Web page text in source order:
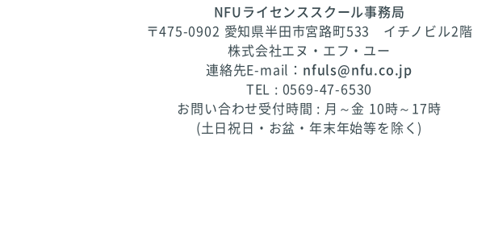
NFUライセンススクール事務局
〒475-0902 愛知県半田市宮路町533 イチノビル2階
株式会社エヌ・エフ・ユー
連絡先E-mail： nfuls@nfu.co.jp
TEL : 0569-47-6530
お問い合わせ受付時間 : 月～金 10時～17時
(土日祝日・お盆・年末年始等を除く)